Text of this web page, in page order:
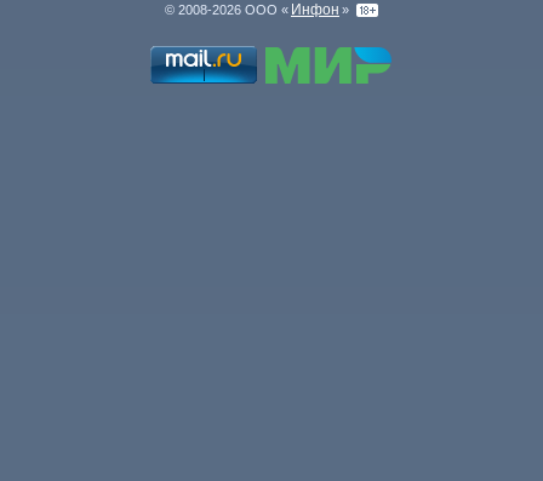
© 2008-2026 ООО « Инфон »